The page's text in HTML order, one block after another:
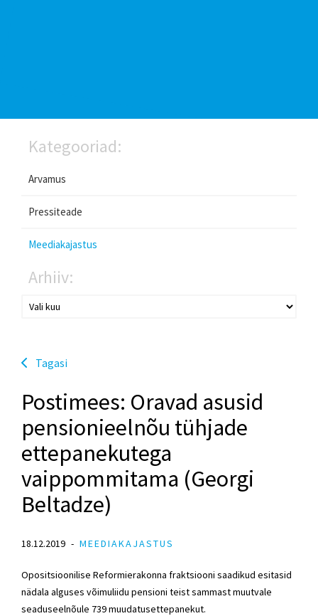
Kategooriad:
Arvamus
Pressiteade
Meediakajastus
Arhiiv:
Tagasi
Postimees: Oravad asusid
pensionieelnõu tühjade
ettepanekutega
vaippommitama (Georgi
Beltadze)
18.12.2019 MEEDIAKAJASTUS
Opositsioonilise Reformierakonna fraktsiooni saadikud esitasid
nädala alguses võimuliidu pensioni teist sammast muutvale
seaduseelnõule 739 muudatusettepanekut.